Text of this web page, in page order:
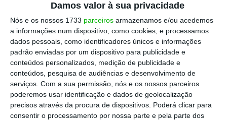
Damos valor à sua privacidade
Nós e os nossos 1733 parceiros armazenamos e/ou acedemos
a informações num dispositivo, como cookies, e processamos
dados pessoais, como identificadores únicos e informações
padrão enviadas por um dispositivo para publicidade e
conteúdos personalizados, medição de publicidade e
conteúdos, pesquisa de audiências e desenvolvimento de
serviços. Com a sua permissão, nós e os nossos parceiros
poderemos usar identificação e dados de geolocalização
precisos através da procura de dispositivos. Poderá clicar para
consentir o processamento por nossa parte e pela parte dos
Finanças.
Este comunicado segue-se a outro em que o
ministro das Finanças destacou aexistência
de um indicador de carga fiscalmelhor do
que é usado habitualmente, e que aponta
para uma redução.